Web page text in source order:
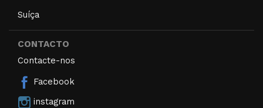
Suíça
CONTACTO
Contacte-nos
Facebook
instagram